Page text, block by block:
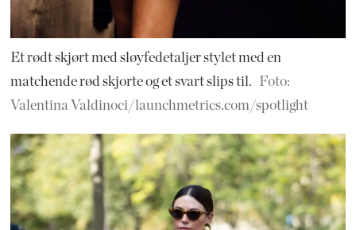
Et rødt skjørt med sløyfedetaljer stylet med en
matchende rød skjorte og et svart slips til.
Foto:
Valentina Valdinoci/launchmetrics.com/spotlight